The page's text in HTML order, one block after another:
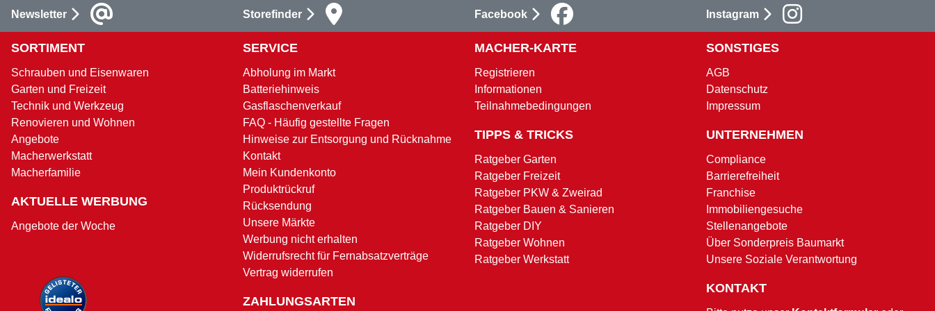
Newsletter Storefinder Facebook Instagram
SORTIMENT
Schrauben und Eisenwaren
Garten und Freizeit
Technik und Werkzeug
Renovieren und Wohnen
Angebote
Macherwerkstatt
Macherfamilie
AKTUELLE WERBUNG
Angebote der Woche
SERVICE
Abholung im Markt
Batteriehinweis
Gasflaschenverkauf
FAQ - Häufig gestellte Fragen
Hinweise zur Entsorgung und Rücknahme
Kontakt
Mein Kundenkonto
Produktrückruf
Rücksendung
Unsere Märkte
Werbung nicht erhalten
Widerrufsrecht für Fernabsatzverträge
Vertrag widerrufen
ZAHLUNGSARTEN
MACHER-KARTE
Registrieren
Informationen
Teilnahmebedingungen
TIPPS & TRICKS
Ratgeber Garten
Ratgeber Freizeit
Ratgeber PKW & Zweirad
Ratgeber Bauen & Sanieren
Ratgeber DIY
Ratgeber Wohnen
Ratgeber Werkstatt
SONSTIGES
AGB
Datenschutz
Impressum
UNTERNEHMEN
Compliance
Barrierefreiheit
Franchise
Immobiliengesuche
Stellenangebote
Über Sonderpreis Baumarkt
Unsere Soziale Verantwortung
KONTAKT